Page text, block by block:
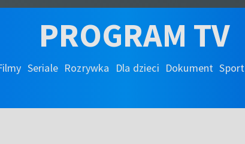
PROGRAM TV
Seriale Rozrywka Dla dzieci Dokument Sport